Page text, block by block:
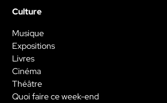
Culture
Musique
Expositions
Livres
Cinéma
Théâtre
Quoi faire ce week-end